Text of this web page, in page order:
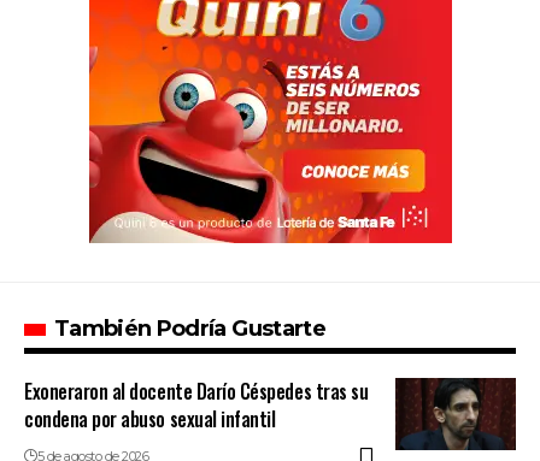
También Podría Gustarte
Exoneraron al docente Darío Céspedes tras su
condena por abuso sexual infantil
5 de agosto de 2026